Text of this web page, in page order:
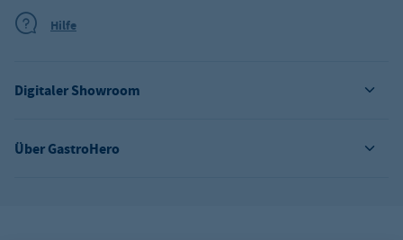
Über GastroHero
Digitaler Showroom
Hilfe